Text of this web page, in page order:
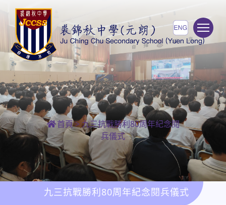
首頁> 九三抗戰勝利80周年紀念閱
兵儀式
九三抗戰勝利80周年紀念閱兵儀式